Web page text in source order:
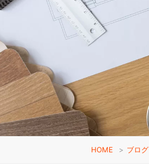
HOME > ブログ